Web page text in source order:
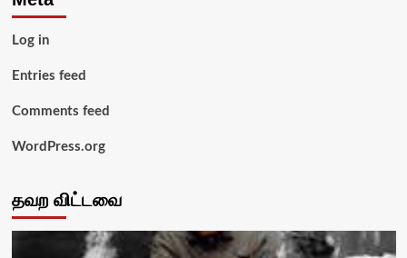
Log in
Entries feed
Comments feed
WordPress.org
தவற விட்டவை